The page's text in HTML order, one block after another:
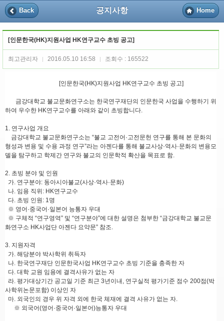
Back 공지사항 Home
[인문한국(HK)지원사업 HK연구교수 초빙 공고]
최고관리자 2016.05.10 16:58 조회수 : 165522
[인문한국(HK)지원사업 HK연구교수 초빙 공고]
금강대학교 불교문화연구소는 한국연구재단의 인문한국 사업을 수행하기 위
하여 우수한 HK연구교수를 아래와 같이 초빙합니다.
1. 연구사업 개요
금강대학교 불교문화연구소는 “불교 고전어·고전문헌 연구를 통해 본 문화의
형성과 변용 및 수용 과정 연구”라는 아젠다를 통해 불교사상·역사·문화의 변용모
델을 탐구하고 학제간 연구와 불교의 인문학적 확산을 목표로 함.
2. 초빙 분야 및 인원
가. 연구분야: 동아시아불교(사상·역사·문화)
나. 임용 직위: HK연구교수
다. 초빙 인원: 1명
※ 영어·중국어·일본어 능통자 우대
※ 구체적 “연구영역” 및 “연구분야”에 대한 설명은 첨부한 “금강대학교 불교문
화연구소 HK사업단 아젠다 요약문” 참조.
3. 지원자격
가. 해당분야 박사학위 취득자
나. 한국연구재단 인문한국사업 HK연구교수 초빙 기준을 충족한 자
다. 대학 교원 임용에 결격사유가 없는 자
라. 평가대상기간 공고일 기준 최근 3년이내, 연구실적 평가기준 점수 200점(박
사학위논문포함) 이상인 자
마. 외국인의 경우 위 자격 외에 한국 체재에 결격 사유가 없는 자.
※ 외국어(영어·중국어·일본어)능통자 우대